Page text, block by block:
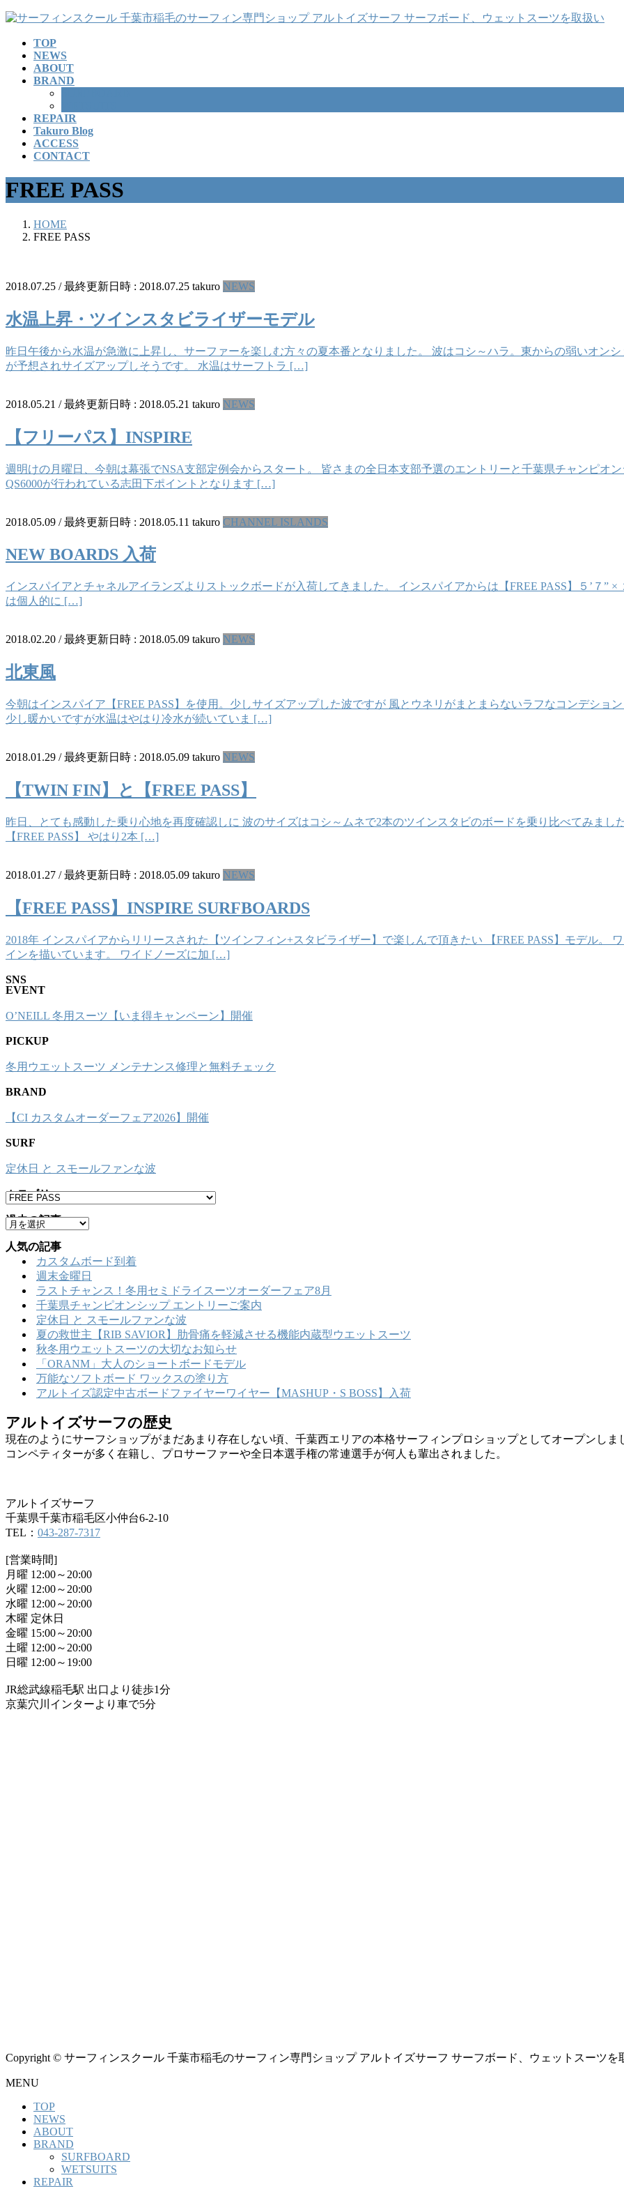
コ
ナ
TOP
NEWS
ABOUT
BRAND
REPAIR
Takuro Blog
ACCESS
CONTACT
FREE PASS
HOME
FREE PASS
2018.07.25 / 最終更新日時 : 2018.07.25 takuro NEWS
水温上昇・ツインスタビライザーモデル
昨日午後から水温が急激に上昇し、サーファーを楽しむ方々の夏本番となりました。 波はコシ～ハラ。東からの弱いオン
が予想されサイズアップしそうです。 水温はサーフトラ […]
2018.05.21 / 最終更新日時 : 2018.05.21 takuro NEWS
【フリーパス】INSPIRE
週明けの月曜日、今朝は幕張でNSA支部定例会からスタート。 皆さまの全日本支部予選のエントリーと千葉県チャンピオ
QS6000が行われている志田下ポイントとなります […]
2018.05.09 / 最終更新日時 : 2018.05.11 takuro CHANNEL ISLANDS
NEW BOARDS 入荷
インスパイアとチャネルアイランズよりストックボードが入荷してきました。 インスパイアからは【FREE PASS】５’７” ×
は個人的に […]
2018.02.20 / 最終更新日時 : 2018.05.09 takuro NEWS
北東風
今朝はインスパイア【FREE PASS】を使用。少しサイズアップした波ですが 風とウネリがまとまらないラフなコンデショ
少し暖かいですが水温はやはり冷水が続いていま […]
2018.01.29 / 最終更新日時 : 2018.05.09 takuro NEWS
【TWIN FIN】と【FREE PASS】
昨日、とても感動した乗り心地を再度確認しに 波のサイズはコシ～ムネで2本のツインスタビのボードを乗り比べてみま
【FREE PASS】 やはり2本 […]
2018.01.27 / 最終更新日時 : 2018.05.09 takuro NEWS
【FREE PASS】INSPIRE SURFBOARDS
2018年 インスパイアからリリースされた【ツインフィン+スタビライザー】で楽しんで頂きたい 【FREE PASS】モデル。
インを描いています。 ワイドノーズに加 […]
SNS
EVENT
O’NEILL 冬用スーツ【いま得キャンペーン】開催
PICKUP
冬用ウエットスーツ メンテナンス修理と無料チェック
BRAND
【CI カスタムオーダーフェア2026】開催
SURF
定休日 と スモールファンな波
カテゴリー
カ
テ
ゴ
リ
ー
過去の記事
ア
カ
人気の記事
カスタムボード到着
週末金曜日
ラストチャンス！冬用セミドライスーツオーダーフェア8月
千葉県チャンピオンシップ エントリーご案内
定休日 と スモールファンな波
夏の救世主【RIB SAVIOR】肋骨痛を軽減させる機能内蔵型ウエットスーツ
秋冬用ウエットスーツの大切なお知らせ
「ORANM」大人のショートボードモデル
万能なソフトボード ワックスの塗り方
アルトイズ認定中古ボードファイヤーワイヤー【MASHUP・S BOSS】入荷
アルトイズサーフの歴史
現在のようにサーフショップがまだあまり存在しない頃、千葉西エリアの本格サーフィンプロショップとしてオープンしま
コンペティターが多く在籍し、プロサーファーや全日本選手権の常連選手が何人も輩出されました。
アルトイズサーフ
千葉県千葉市稲毛区小仲台6-2-10
TEL： 043-287-7317
[営業時間]
月曜 12:00～20:00
火曜 12:00～20:00
水曜 12:00～20:00
木曜 定休日
金曜 15:00～20:00
土曜 12:00～20:00
日曜 12:00～19:00
JR総武線稲毛駅 出口より徒歩1分
京葉穴川インターより車で5分
Copyright © サーフィンスクール 千葉市稲毛のサーフィン専門ショップ アルトイズサーフ サーフボード、ウェットスーツを
MENU
TOP
NEWS
ABOUT
BRAND
SURFBOARD
WETSUITS
REPAIR